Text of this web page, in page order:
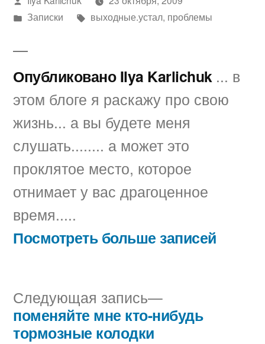
автором
Написано
Записки Метки:
выходные.устал, проблемы
Опубликовано Ilya Karlichuk ... в
этом блоге я раскажу про свою
жизнь... а вы будете меня
слушать........ а может это
проклятое место, которое
отнимает у вас драгоценное
время.....
Посмотреть больше записей
Навигация
Следующая запись
Следующая
запись:
поменяйте мне кто-нибудь
тормозные колодки